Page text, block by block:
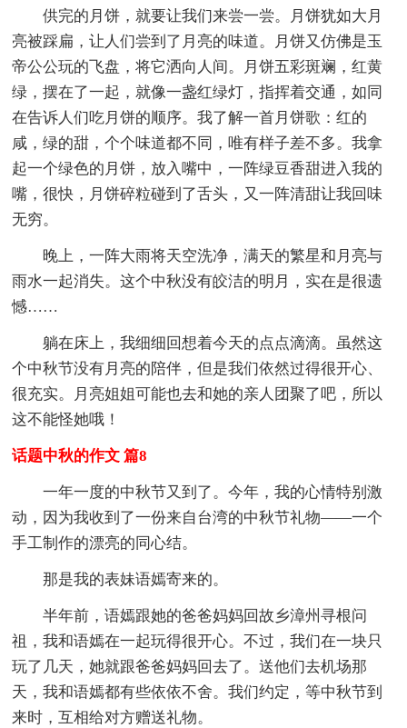
供完的月饼，就要让我们来尝一尝。月饼犹如大月
亮被踩扁，让人们尝到了月亮的味道。月饼又仿佛是玉
帝公公玩的飞盘，将它洒向人间。月饼五彩斑斓，红黄
绿，摆在了一起，就像一盏红绿灯，指挥着交通，如同
在告诉人们吃月饼的顺序。我了解一首月饼歌：红的
咸，绿的甜，个个味道都不同，唯有样子差不多。我拿
起一个绿色的月饼，放入嘴中，一阵绿豆香甜进入我的
嘴，很快，月饼碎粒碰到了舌头，又一阵清甜让我回味
无穷。
晚上，一阵大雨将天空洗净，满天的繁星和月亮与
雨水一起消失。这个中秋没有皎洁的明月，实在是很遗
憾……
躺在床上，我细细回想着今天的点点滴滴。虽然这
个中秋节没有月亮的陪伴，但是我们依然过得很开心、
很充实。月亮姐姐可能也去和她的亲人团聚了吧，所以
这不能怪她哦！
话题中秋的作文 篇8
一年一度的中秋节又到了。今年，我的心情特别激
动，因为我收到了一份来自台湾的中秋节礼物——一个
手工制作的漂亮的同心结。
那是我的表妹语嫣寄来的。
半年前，语嫣跟她的爸爸妈妈回故乡漳州寻根问
祖，我和语嫣在一起玩得很开心。不过，我们在一块只
玩了几天，她就跟爸爸妈妈回去了。送他们去机场那
天，我和语嫣都有些依依不舍。我们约定，等中秋节到
来时，互相给对方赠送礼物。